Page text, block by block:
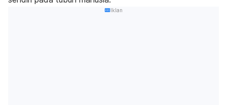
Iklan